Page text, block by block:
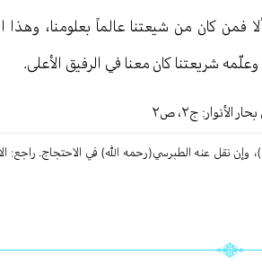
فمن كان من شيعتنا عالماً بعلومنا، وهذا
شريعتنا كان معنا في الرفيق الأعلى.
الأنوار: ج٢، ص٢
وإن نقل عنه الطبرسي(رحمه الله) في الاحتجاج. راجع: